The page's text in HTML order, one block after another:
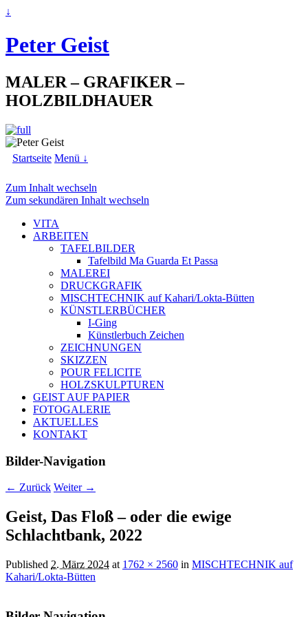
↓
Peter Geist
MALER – GRAFIKER –
HOLZBILDHAUER
Startseite Menü ↓
Zum Inhalt wechseln
Zum sekundären Inhalt wechseln
VITA
ARBEITEN
TAFELBILDER
Tafelbild Ma Guarda Et Passa
MALEREI
DRUCKGRAFIK
MISCHTECHNIK auf Kahari/Lokta-Bütten
KÜNSTLERBÜCHER
I-Ging
Künstlerbuch Zeichen
ZEICHNUNGEN
SKIZZEN
POUR FELICITE
HOLZSKULPTUREN
GEIST AUF PAPIER
FOTOGALERIE
AKTUELLES
KONTAKT
Bilder-Navigation
← Zurück Weiter →
Geist, Das Floß – oder die ewige
Schlachtbank, 2022
Published 2. März 2024 at 1762 × 2560 in MISCHTECHNIK auf
Kahari/Lokta-Bütten